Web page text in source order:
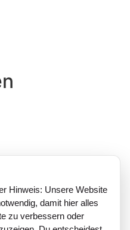
Hinweis: Unsere Website
damit hier alles
zu verbessern oder